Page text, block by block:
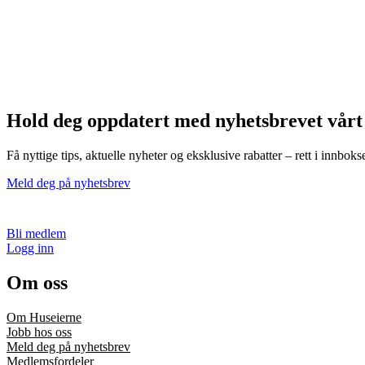
Hold deg oppdatert med nyhetsbrevet vårt
Få nyttige tips, aktuelle nyheter og eksklusive rabatter – rett i
Meld deg på nyhetsbrev
Bli medlem
Logg inn
Om oss
Om Huseierne
Jobb hos oss
Meld deg på nyhetsbrev
Medlemsfordeler